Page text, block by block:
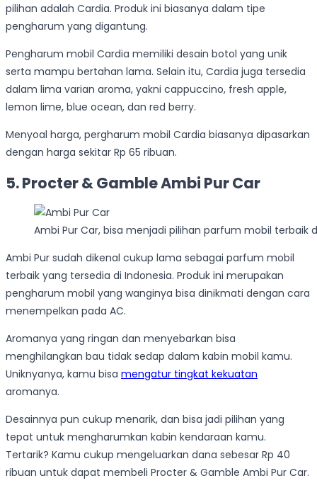
pilihan adalah Cardia. Produk ini biasanya dalam tipe
pengharum yang digantung.
Pengharum mobil Cardia memiliki desain botol yang unik
serta mampu bertahan lama. Selain itu, Cardia juga tersedia
dalam lima varian aroma, yakni cappuccino, fresh apple,
lemon lime, blue ocean, dan red berry.
Menyoal harga, pergharum mobil Cardia biasanya dipasarkan
dengan harga sekitar Rp 65 ribuan.
5. Procter & Gamble Ambi Pur Car
Ambi Pur Car, bisa menjadi pilihan parfum mobil terbaik
Ambi Pur sudah dikenal cukup lama sebagai parfum mobil
terbaik yang tersedia di Indonesia. Produk ini merupakan
pengharum mobil yang wanginya bisa dinikmati dengan cara
menempelkan pada AC.
Aromanya yang ringan dan menyebarkan bisa
menghilangkan bau tidak sedap dalam kabin mobil kamu.
Uniknyanya, kamu bisa mengatur tingkat kekuatan
aromanya.
Desainnya pun cukup menarik, dan bisa jadi pilihan yang
tepat untuk mengharumkan kabin kendaraan kamu.
Tertarik? Kamu cukup mengeluarkan dana sebesar Rp 40
ribuan untuk dapat membeli Procter & Gamble Ambi Pur Car.